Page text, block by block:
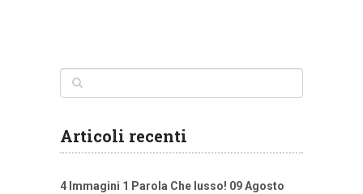
Articoli recenti
4 Immagini 1 Parola Che lusso! 09 Agosto